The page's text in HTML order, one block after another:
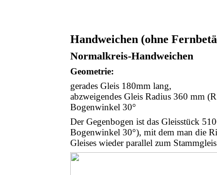
Handweichen (ohne
Normalkreis-Handweichen
Geometrie:
gerades Gleis 180mm lang,
abzweigendes Gleis Radius 360 mm
Bogenwinkel 30°
Der Gegenbogen ist das Gleisstück
Bogenwinkel 30°), mit dem man die
Gleises wieder parallel zum